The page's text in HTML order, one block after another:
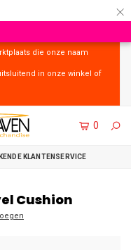
×
die onze naam
in onze winkel of
0
Cushion